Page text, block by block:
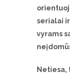
serialai
vyrams
Netiesa,